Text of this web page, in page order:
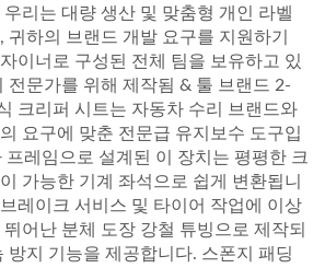
리는 대량 생산 및 맞춤형 개인 라벨
귀하의 브랜드 개발 요구를 지원하기
이너로 구성된 전체 팀을 보유하고 있
전문가를 위해 제작됨 & 툴 브랜드 2-
크리퍼 시트는 자동차 수리 브랜드와
요구에 맞춘 전문급 유지보수 도구입
프레임으로 설계된 이 장치는 평평한 크
가능한 기계 좌석으로 쉽게 변환됩니
레이크 서비스 및 타이어 작업에 이상
어난 분체 도장 강철 튜빙으로 제작되
방지 기능을 제공합니다. 스폰지 패딩